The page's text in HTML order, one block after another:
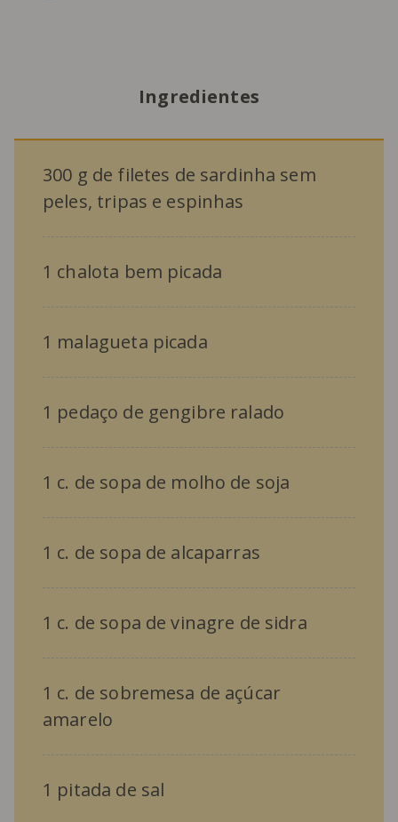
Ingredientes
300 g de filetes de sardinha sem
peles, tripas e espinhas
1 chalota bem picada
1 malagueta picada
1 pedaço de gengibre ralado
1 c. de sopa de molho de soja
1 c. de sopa de alcaparras
1 c. de sopa de vinagre de sidra
1 c. de sobremesa de açúcar
amarelo
1 pitada de sal